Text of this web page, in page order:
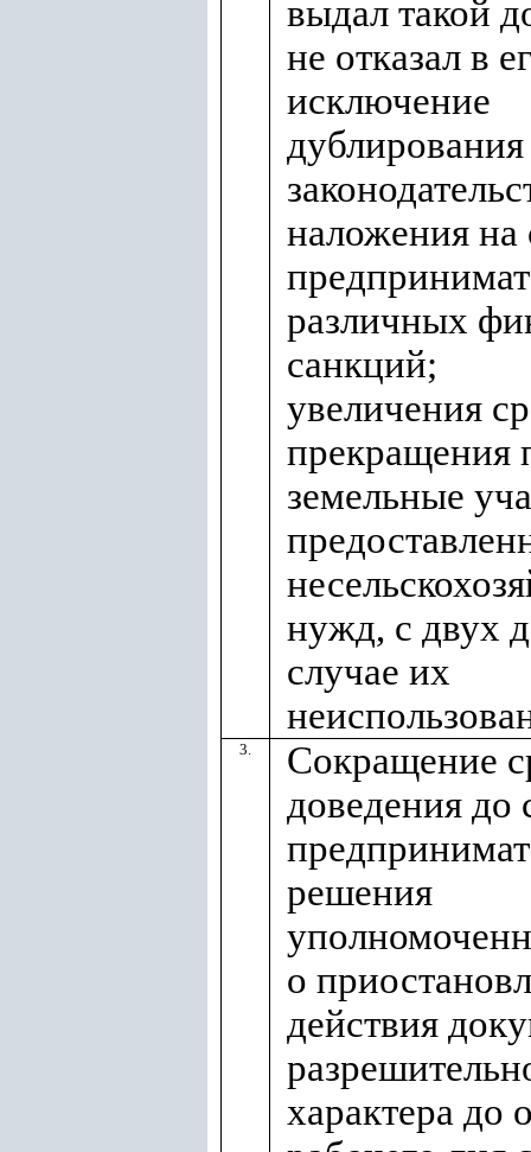
выдал такой
не отказал в
исключение
наложения на
различных
санкций;
увеличения
прекращения
земельные
нужд, с двух
случае их
3.
Сокращение
доведения до
решения
о
действия
характера до